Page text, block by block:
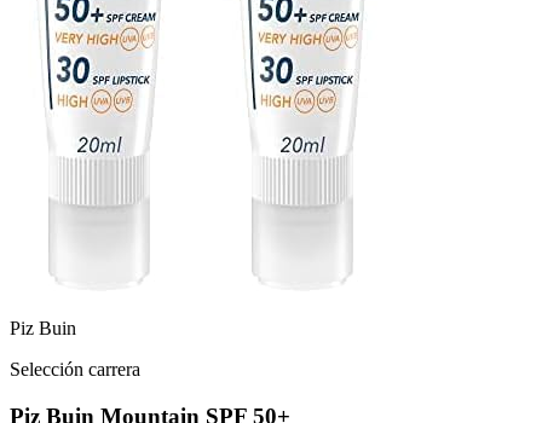
Piz Buin
Selección carrera
Piz Buin Mountain SPF 50+